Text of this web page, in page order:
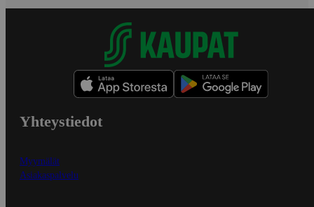
Yhteystiedot
Myymälät
Asiakaspalvelu